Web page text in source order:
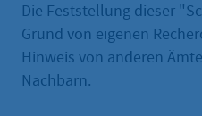
Die Feststellung dieser
Grund von eigenen
Hinweis von anderen
Nachbarn.